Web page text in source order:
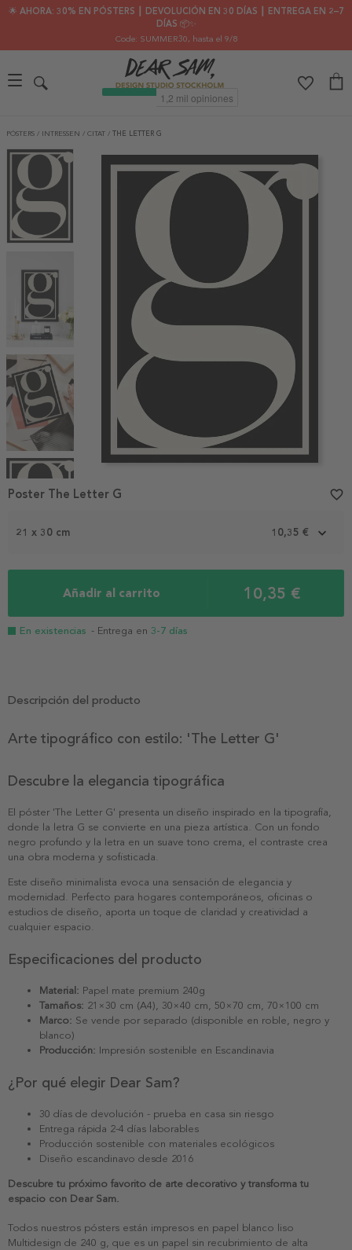
🌟 AHORA: 30% EN PÓSTERS ┃ DEVOLUCIÓN EN 30 DÍAS ┃ ENTREGA EN 2–7
DÍAS 📦✨
Code: SUMMER30, hasta el 9/8
PÓSTERS / INTRESSEN / CITAT / THE LETTER G
Item
1
21 x 30 cm 10,35 €
Añadir al carrito 10,35 €
En existencias - Entrega en 3-7 días
Poster The Letter G favorite_border
Descripción del producto
Arte tipográfico con estilo: 'The Letter G'
Descubre la elegancia tipográfica
El póster 'The Letter G' presenta un diseño inspirado en la tipografía,
donde la letra G se convierte en una pieza artística. Con un fondo
negro profundo y la letra en un suave tono crema, el contraste crea
una obra moderna y sofisticada.
Este diseño minimalista evoca una sensación de elegancia y
modernidad. Perfecto para hogares contemporáneos, oficinas o
estudios de diseño, aporta un toque de claridad y creatividad a
cualquier espacio.
Especificaciones del producto
Material: Papel mate premium 240g
Tamaños: 21×30 cm (A4), 30×40 cm, 50×70 cm, 70×100 cm
Marco: Se vende por separado (disponible en roble, negro y
blanco)
Producción: Impresión sostenible en Escandinavia
¿Por qué elegir Dear Sam?
30 días de devolución - prueba en casa sin riesgo
Entrega rápida 2-4 días laborables
Producción sostenible con materiales ecológicos
Diseño escandinavo desde 2016
Descubre tu próximo favorito de arte decorativo y transforma tu
espacio con Dear Sam.
Todos nuestros pósters están impresos en papel blanco liso
Multidesign de 240 g, que es un papel sin recubrimiento de alta